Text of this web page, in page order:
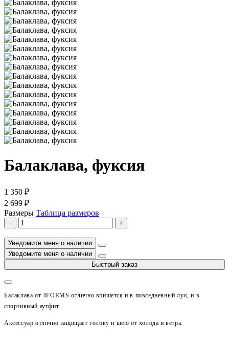
Балаклава, фуксия
1 350 ₽
2 699 ₽
Размеры Таблица размеров
− +
Уведомите меня о наличии
Уведомите меня о наличии
Быстрый заказ
Балаклава от 4FORMS отлично впишется и в повседневный лук, и в
спортивный аутфит.
Аксессуар отлично защищает голову и шею от холода и ветра.